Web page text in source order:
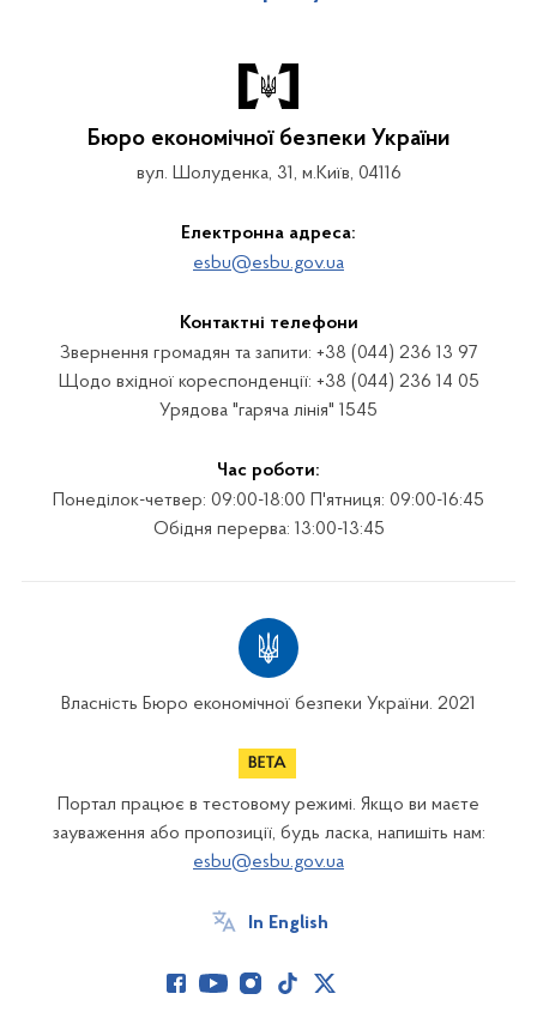
Бюро економічної безпеки України
вул. Шолуденка, 31, м.Київ, 04116
Електронна адреса:
esbu@esbu.gov.ua
Контактні телефони
Звернення громадян та запити: +38 (044) 236 13 97
Щодо вхідної кореспонденції: +38 (044) 236 14 05
Урядова "гаряча лінія" 1545
Час роботи:
Понеділок-четвер: 09:00-18:00 П'ятниця: 09:00-16:45
Обідня перерва: 13:00-13:45
Власність Бюро економічної безпеки України. 2021
Портал працює в тестовому режимі. Якщо ви маєте
зауваження або пропозиції, будь ласка, напишіть нам:
esbu@esbu.gov.ua
In English